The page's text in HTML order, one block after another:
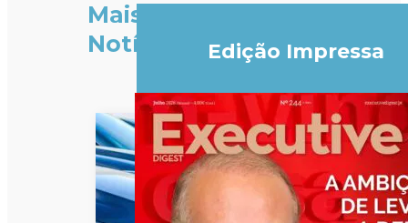
Mais
Notícias
Edição Impressa